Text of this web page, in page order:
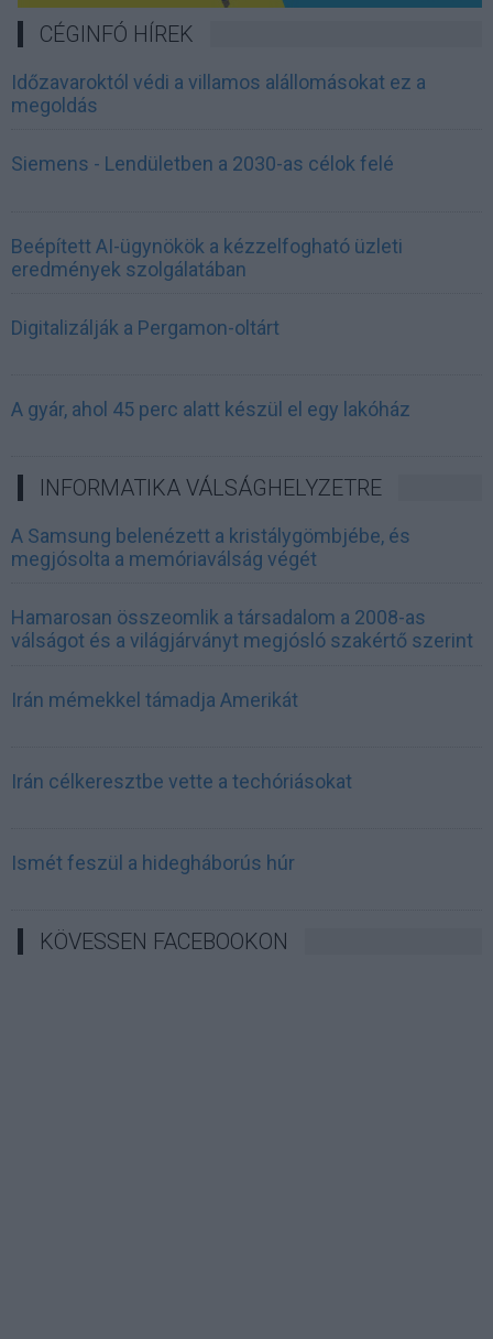
CÉGINFÓ HÍREK
Időzavaroktól védi a villamos alállomásokat ez a
megoldás
Siemens - Lendületben a 2030-as célok felé
Beépített AI-ügynökök a kézzelfogható üzleti
eredmények szolgálatában
Digitalizálják a Pergamon-oltárt
A gyár, ahol 45 perc alatt készül el egy lakóház
INFORMATIKA VÁLSÁGHELYZETRE
A Samsung belenézett a kristálygömbjébe, és
megjósolta a memóriaválság végét
Hamarosan összeomlik a társadalom a 2008-as
válságot és a világjárványt megjósló szakértő szerint
Irán mémekkel támadja Amerikát
Irán célkeresztbe vette a techóriásokat
Ismét feszül a hidegháborús húr
KÖVESSEN FACEBOOKON